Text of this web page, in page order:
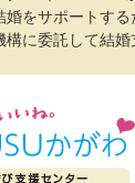
婚をサポートす
に委託して結婚